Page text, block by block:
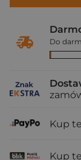
Do
Kup
Kup